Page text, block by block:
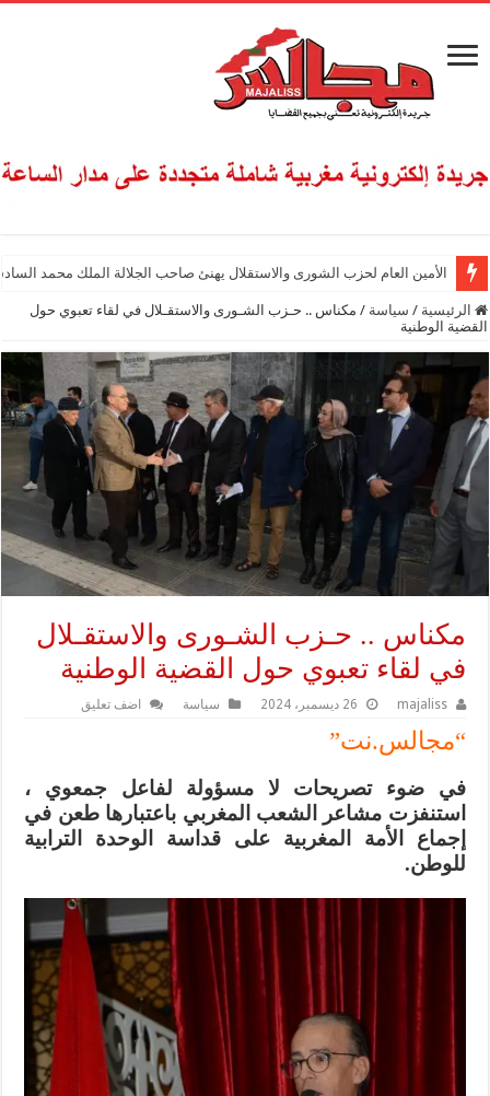
الأمين العام لحزب الشورى والاستقلال يهنئ صاحب الجلالة الملك محمد
الرئيسية / سياسة / مكناس .. حـزب الشـورى والاستقـلال في لقاء تعبوي حول
القضية الوطنية
مكناس .. حـزب الشـورى والاستقـلال
في لقاء تعبوي حول القضية الوطنية
majaliss 26 ديسمبر، 2024 سياسة اضف تعليق
“مجالس.نت”
في ضوء تصريحات لا مسؤولة لفاعل جمعوي ،
استنفزت مشاعر الشعب المغربي باعتبارها طعن في
إجماع الأمة المغربية على قداسة الوحدة الترابية
للوطن.